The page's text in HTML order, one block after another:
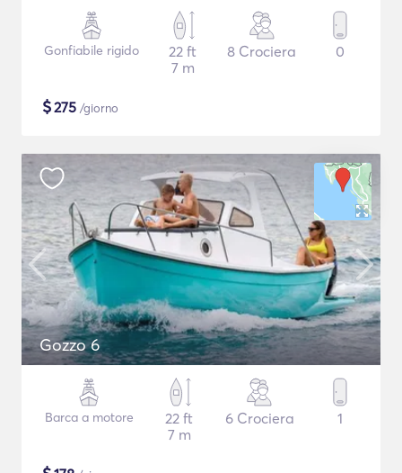
Gonfiabile rigido
22 ft
7 m
8 Crociera 0
$275 /giorno
Gozzo 6
Barca a motore
22 ft
7 m
6 Crociera 1